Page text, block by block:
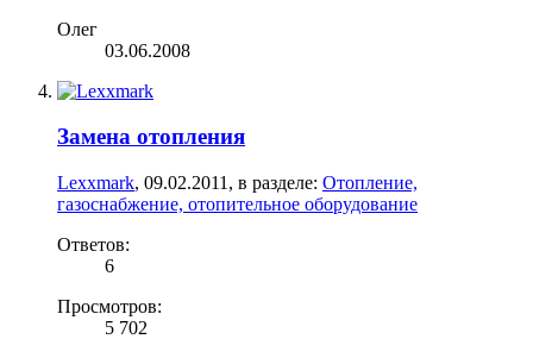
Олег
03.06.2008
Замена отопления
Lexxmark, 09.02.2011 , в разделе: Отопление,
газоснабжение, отопительное оборудование
Ответов:
6
Просмотров:
5 702